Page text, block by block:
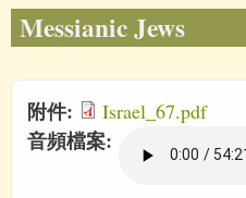
Messianic Jews
附件: Israel_67.pdf
音頻檔案: